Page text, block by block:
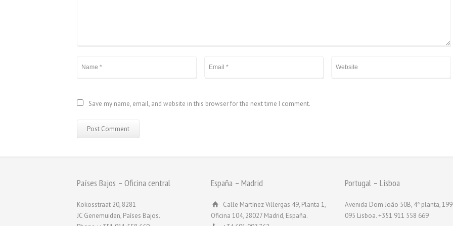
Save my name, email, and website in this browser for the next time I comment.
Países Bajos – Oficina central
Kokosstraat 20, 8281
JC Genemuiden, Países Bajos.
España – Madrid
Calle Martínez Villergas 49, Planta 1,
Oficina 104, 28027 Madrid, España.
Portugal – Lisboa
Avenida Dom João 50B, 4ª planta,
095 Lisboa. +351 911 558 669